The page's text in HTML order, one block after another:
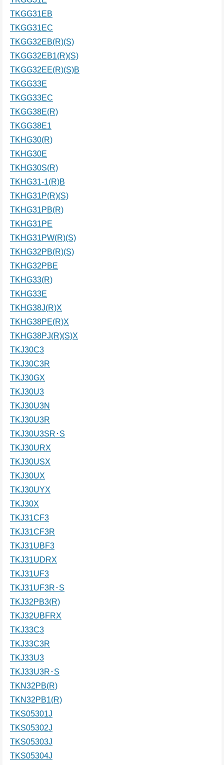
TKGG31EB
TKGG31EC
TKGG32EB(R)(S)
TKGG32EB1(R)(S)
TKGG32EE(R)(S)B
TKGG33E
TKGG33EC
TKGG38E(R)
TKGG38E1
TKHG30(R)
TKHG30E
TKHG30S(R)
TKHG31-1(R)B
TKHG31P(R)(S)
TKHG31PB(R)
TKHG31PE
TKHG31PW(R)(S)
TKHG32PB(R)(S)
TKHG32PBE
TKHG33(R)
TKHG33E
TKHG38J(R)X
TKHG38PE(R)X
TKHG38PJ(R)(S)X
TKJ30C3
TKJ30C3R
TKJ30GX
TKJ30U3
TKJ30U3N
TKJ30U3R
TKJ30U3SR･S
TKJ30URX
TKJ30USX
TKJ30UX
TKJ30UYX
TKJ30X
TKJ31CF3
TKJ31CF3R
TKJ31UBF3
TKJ31UDRX
TKJ31UF3
TKJ31UF3R･S
TKJ32PB3(R)
TKJ32UBFRX
TKJ33C3
TKJ33C3R
TKJ33U3
TKJ33U3R･S
TKN32PB(R)
TKN32PB1(R)
TKS05301J
TKS05302J
TKS05303J
TKS05304J